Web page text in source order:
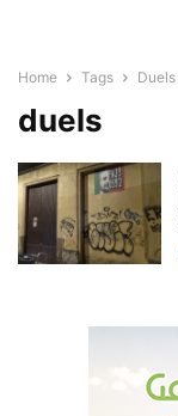
Home Tags Duels
duels